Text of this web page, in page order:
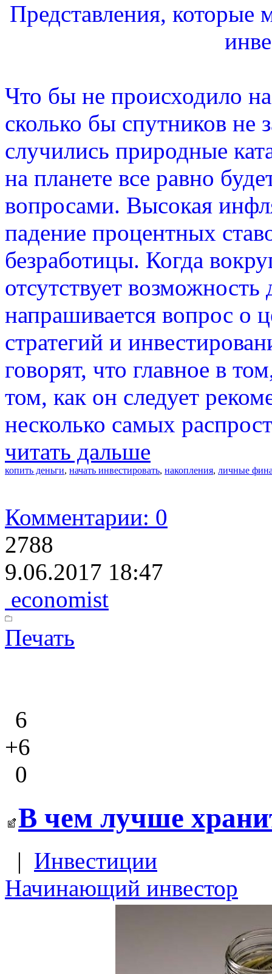
Представления,
Что бы не происходило
сколько бы спутников не
случились природные
на планете все равно
вопросами. Высокая
падение процентных
безработицы. Когда
отсутствует
напрашивается вопрос о
стратегий и
говорят, что главное в
том, как он следует
несколько самых
читать дальше
копить деньги, начать инвестировать, накопления, личные
Комментарии: 0
2788
9.06.2017 18:47
economist
Печать
6
+6
0
В чем лучше
| Инвестиции
Начинающий инвестор